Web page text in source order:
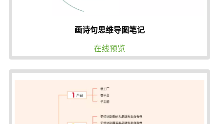
画诗句思维导图笔记
在线预览